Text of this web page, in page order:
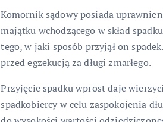
Komornik sądowy posiada
majątku wchodzącego w skład
tego, w jaki sposób przyjął on
przed egzekucją za długi zmarłego.
Przyjęcie spadku wprost daje
spadkobiercy w celu zaspokojenia